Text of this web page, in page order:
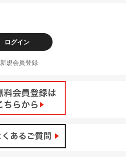
ログイン
新規会員登録